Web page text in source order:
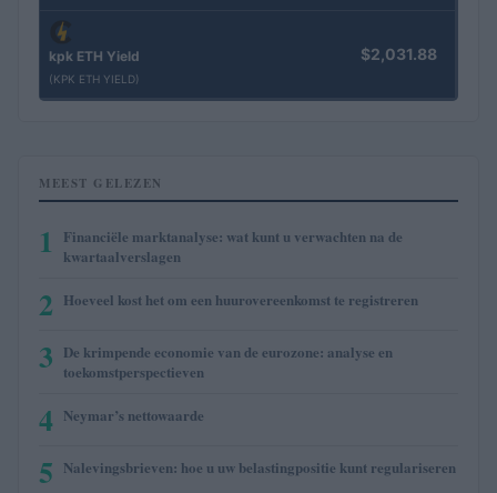
kpk ETH Yield
(KPK ETH YIELD)
$2,031.88
MEEST GELEZEN
1
Financiële marktanalyse: wat kunt u verwachten na de
kwartaalverslagen
2 Hoeveel kost het om een huurovereenkomst te registreren
3 De krimpende economie van de eurozone: analyse en
toekomstperspectieven
4 Neymar’s nettowaarde
5 Nalevingsbrieven: hoe u uw belastingpositie kunt regulariseren